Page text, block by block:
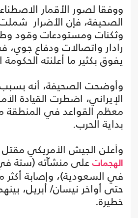
ووفقا لصور الأقمار
الصحيفة، فإن الأضرار
وثكنات ومستودعات وقود
رادار واتصالات ودفاع جوي،
يفوق بكثير ما أعلنته الحكومة
وأوضحت الصحيفة، أنه بسبب
الإيراني، اضطرت القيادة
معظم القواعد في المنطقة
بداية الحرب.
وأعلن الجيش الأمريكي
الهجمات على منشآته (ستة
خطيرة.